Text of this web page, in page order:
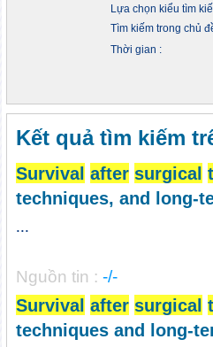
Lựa chọn kiểu tìm
Tìm kiếm trong chủ
Thời gian :
Kết quả tìm kiếm
Survival after surgical
techniques, and long-
...
Nguồn tin : -/-
Survival after surgical
techniques and long-